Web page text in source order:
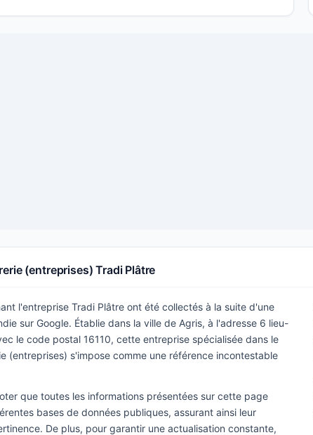
(entreprises) Tradi Plâtre
l'entreprise Tradi Plâtre ont été collectés à la suite d'une
sur Google. Établie dans la ville de Agris, à l'adresse 6 lieu-
le code postal 16110, cette entreprise spécialisée dans le
(entreprises) s'impose comme une référence incontestable
que toutes les informations présentées sur cette page
bases de données publiques, assurant ainsi leur
De plus, pour garantir une actualisation constante,